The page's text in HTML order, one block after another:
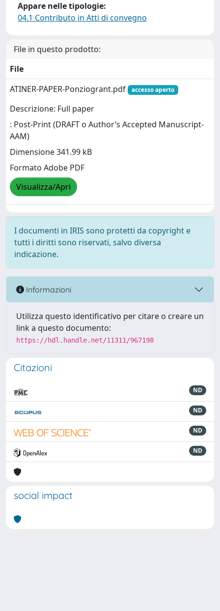
Appare nelle tipologie:
04.1 Contributo in Atti di convegno
File in questo prodotto:
File
ATINER-PAPER-Ponziogrant.pdf
accesso aperto
Descrizione: Full paper
: Post-Print (DRAFT o Author’s Accepted Manuscript-
AAM)
Dimensione 341.99 kB
Formato Adobe PDF
Visualizza/Apri
I documenti in IRIS sono protetti da copyright e
tutti i diritti sono riservati, salvo diversa
indicazione.
Informazioni
Utilizza questo identificativo per citare o creare un
link a questo documento:
https://hdl.handle.net/11311/967198
Citazioni
ND
ND
ND
ND
social impact